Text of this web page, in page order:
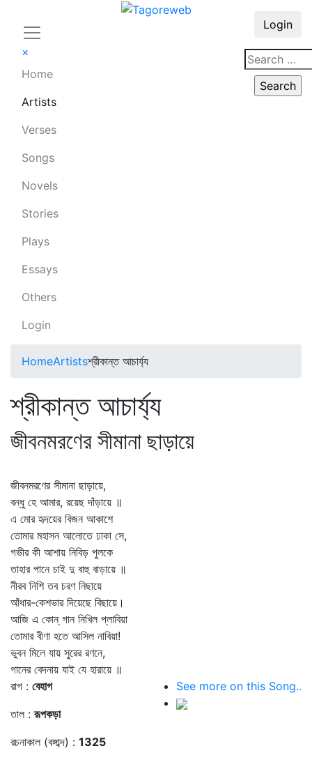
×
Home
Artists
Verses
Songs
Novels
Stories
Plays
Essays
Others
Login
Login
HomeArtistsশ্রীকান্ত আচার্য্য
শ্রীকান্ত আচার্য্য
জীবনমরণের সীমানা ছাড়ায়ে
জীবনমরণের সীমানা ছাড়ায়ে,
বন্ধু হে আমার, রয়েছ দাঁড়ায়ে ॥
এ মোর হৃদয়ের বিজন আকাশে
তোমার মহাসন আলোতে ঢাকা সে,
গভীর কী আশায় নিবিড় পুলকে
তাহার পানে চাই দু বাহু বাড়ায়ে ॥
নীরব নিশি তব চরণ নিছায়ে
আঁধার-কেশভার দিয়েছে বিছায়ে।
আজি এ কোন্‌ গান নিখিল প্লাবিয়া
তোমার বীণা হতে আসিল নাবিয়া!
ভুবন মিলে যায় সুরের রণনে,
গানের বেদনায় যাই যে হারায়ে ॥
রাগ : বেহাগ
তাল :রূপকড়া
রচনাকাল (বঙ্গাব্দ) : 1325
See more on this Song..